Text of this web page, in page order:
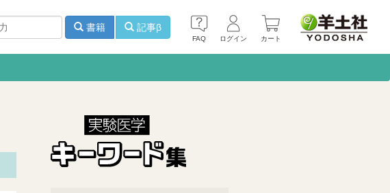
FAQ ログイン カート
書籍 記事β